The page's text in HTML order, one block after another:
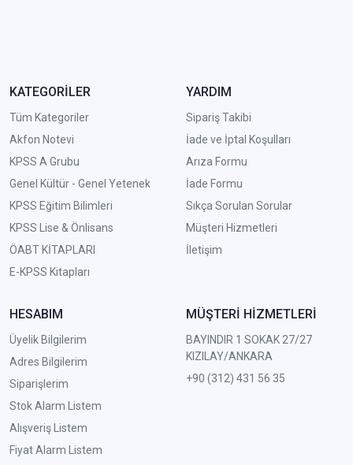
KATEGORİLER
Tüm Kategoriler
Akfon Notevi
KPSS A Grubu
Genel Kültür - Genel Yetenek
KPSS Eğitim Bilimleri
KPSS Lise & Önlisans
ÖABT KİTAPLARI
E-KPSS Kitapları
YARDIM
Sipariş Takibi
İade ve İptal Koşulları
Arıza Formu
İade Formu
Sıkça Sorulan Sorular
Müşteri Hizmetleri
İletişim
HESABIM
Üyelik Bilgilerim
Adres Bilgilerim
Siparişlerim
Stok Alarm Listem
Alışveriş Listem
Fiyat Alarm Listem
MÜŞTERİ HİZMETLERİ
BAYINDIR 1 SOKAK 27/27
KIZILAY/ANKARA
+90 (312) 431 56 35